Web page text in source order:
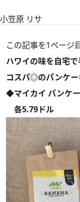
小笠原 リサ
この記事を1ページ
ハワイの味を自宅で
コスパ◎のパンケー
◆マイカイ パンケ
各5.79ドル